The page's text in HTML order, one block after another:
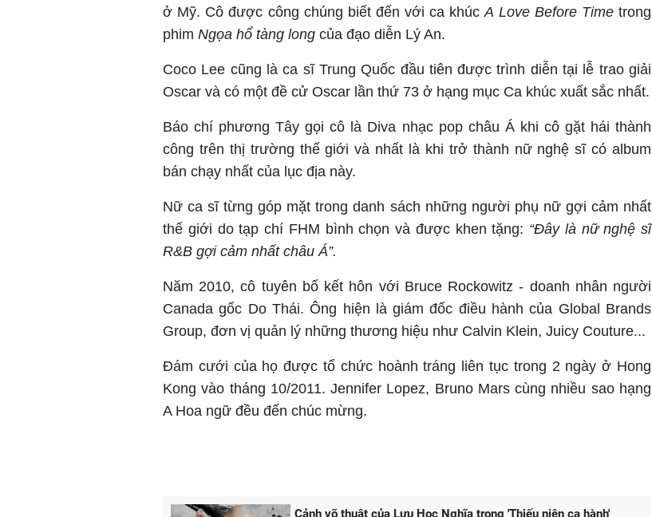
ở Mỹ. Cô được công chúng biết đến với ca khúcA Love Before Timetrong
phim Ngọa hổ tàng long của đạo diễn Lý An.
Coco Lee cũng là ca sĩ Trung Quốc đầu tiên được trình diễn tại lễ trao giải
Oscar và có một đề cử Oscar lần thứ 73 ở hạng mục Ca khúc xuất sắc nhất.
Báo chí phương Tây gọi cô là Diva nhạc pop châu Á khi cô gặt hái thành
công trên thị trường thế giới và nhất là khi trở thành nữ nghệ sĩ có album
bán chạy nhất của lục địa này.
Nữ ca sĩ từng góp mặt trong danh sách những người phụ nữ gợi cảm nhất
thế giới do tạp chí FHM bình chọn và được khen tặng: “Đây là nữ nghệ sĩ
R&B gợi cảm nhất châu Á”.
Năm 2010, cô tuyên bố kết hôn với Bruce Rockowitz - doanh nhân người
Canada gốc Do Thái. Ông hiện là giám đốc điều hành của Global Brands
Group, đơn vị quản lý những thương hiệu như Calvin Klein, Juicy Couture...
Đám cưới của họ được tổ chức hoành tráng liên tục trong 2 ngày ở Hong
Kong vào tháng 10/2011. Jennifer Lopez, Bruno Mars cùng nhiều sao hạng
A Hoa ngữ đều đến chúc mừng.
Cảnh võ thuật của Lưu Học Nghĩa trong 'Thiếu niên ca hành'